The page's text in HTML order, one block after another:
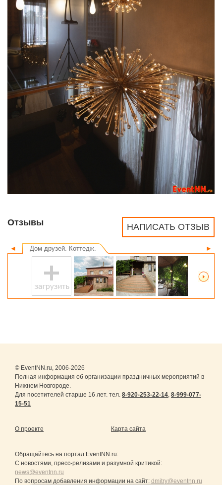
НАПИСАТЬ ОТЗЫВ
Отзывы
◄ ►
Дом друзей. Коттедж.
© EventNN.ru, 2006-2026
Полная информация об организации праздничных мероприятий в
Нижнем Новгороде.
Для посетителей старше 16 лет. тел. 8-920-253-22-14, 8-999-077-
15-51
О проекте Карта сайта
Обращайтесь на портал EventNN.ru:
С новостями, пресс-релизами и разумной критикой:
news@eventnn.ru
По вопросам добавления информации на сайт: dmitry@eventnn.ru